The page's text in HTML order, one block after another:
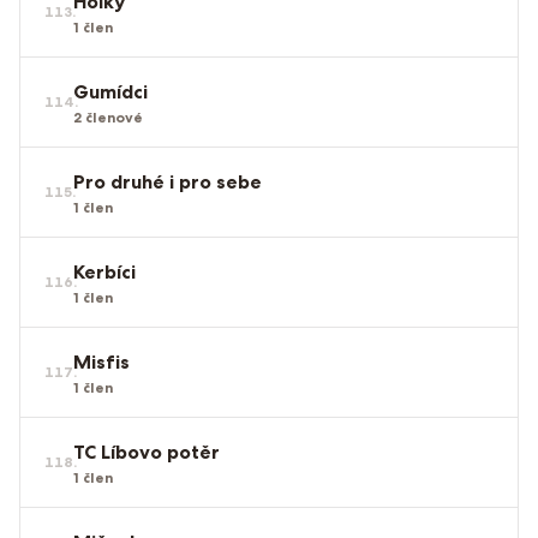
113.
1 člen
114.Gumídci
2 členové
115.Pro druhé i pro sebe
1 člen
116.Kerbíci
1 člen
117.Misfis
1 člen
118.TC Líbovo potěr
1 člen